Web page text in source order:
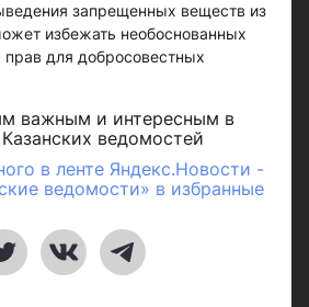
запрещенных веществ из
избежать необоснованных
для добросовестных
важным и интересным в
Казанских ведомостей
в ленте Яндекс.Новости -
ведомости» в избранные